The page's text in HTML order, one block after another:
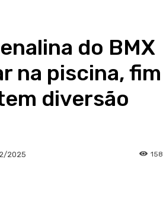
do BMX
na piscina, fim
diversão
2025 158